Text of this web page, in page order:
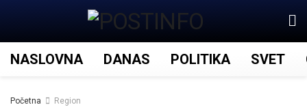
NASLOVNA DANAS POLITIKA SVET
Početna Region